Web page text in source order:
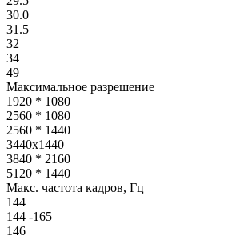
30.0
31.5
32
34
49
Максимальное разрешение
1920 * 1080
2560 * 1080
2560 * 1440
3440x1440
3840 * 2160
5120 * 1440
Макс. частота кадров, Гц
144
144 -165
146